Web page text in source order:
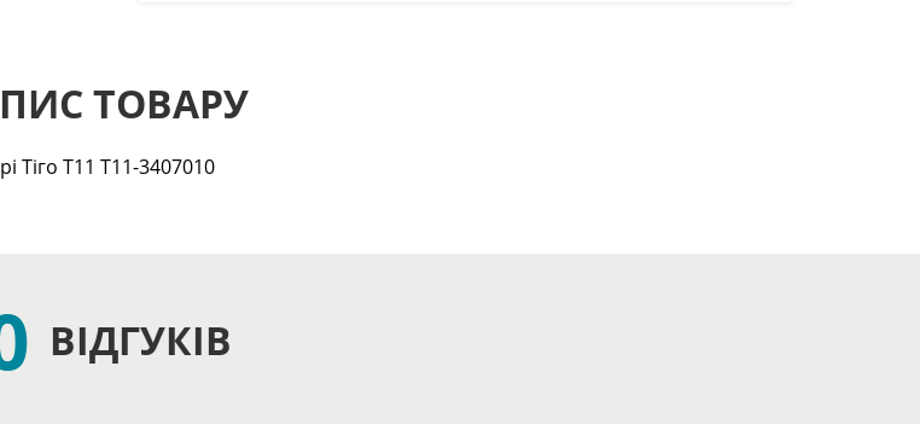
ТОВАРУ
Тіго Т11 T11-3407010
ВІДГУКІВ